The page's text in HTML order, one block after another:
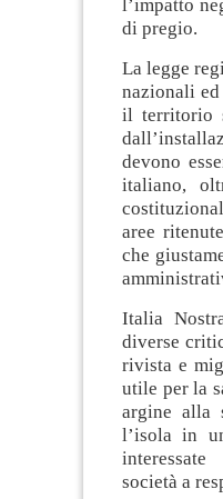
l’impatto
di pregio.
La legge
nazionali
il territorio
devono
italiano,
aree
che
Italia
diverse
rivista e
utile per la
argine alla
l’isola in
società a